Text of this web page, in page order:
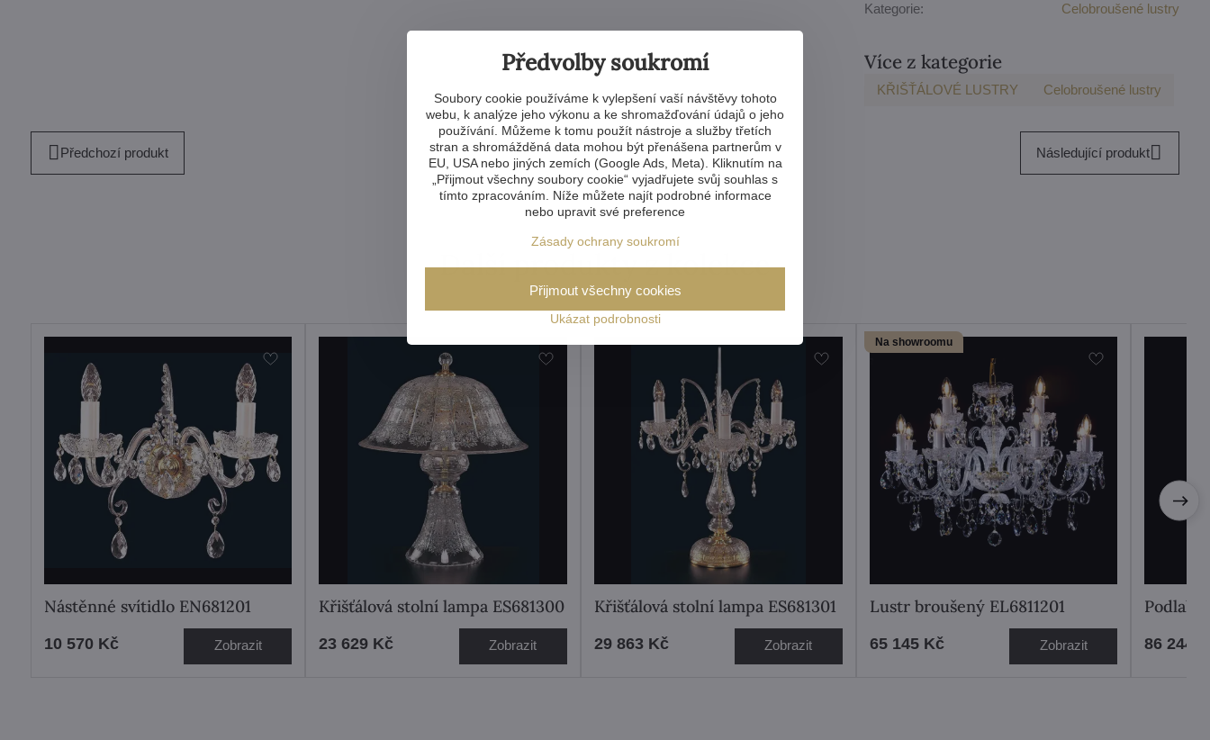
Kategorie: Celobroušené lustry
Více z kategorie
KŘIŠŤÁLOVÉ LUSTRY Celobroušené lustry
Předchozí produkt Následující produkt
Další produkty z kolekce
Nástěnné svítidlo EN681201
10 570 Kč Zobrazit
Křišťálová stolní lampa ES681300
23 629 Kč Zobrazit
Křišťálová stolní lampa ES681301
29 863 Kč Zobrazit
Na showroomu
Lustr broušený EL6811201
65 145 Kč Zobrazit 86 244
Předvolby soukromí
Soubory cookie používáme k vylepšení vaší návštěvy tohoto
webu, k analýze jeho výkonu a ke shromažďování údajů o jeho
používání. Můžeme k tomu použít nástroje a služby třetích
stran a shromážděná data mohou být přenášena partnerům v
EU, USA nebo jiných zemích (Google Ads, Meta). Kliknutím na
„Přijmout všechny soubory cookie“ vyjadřujete svůj souhlas s
tímto zpracováním. Níže můžete najít podrobné informace
nebo upravit své preference
Zásady ochrany soukromí
Ukázat podrobnosti
Přijmout všechny cookies